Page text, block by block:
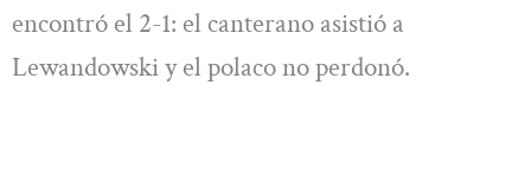
encontró el 2-1: el canterano asistió a
Lewandowski y el polaco no perdonó.